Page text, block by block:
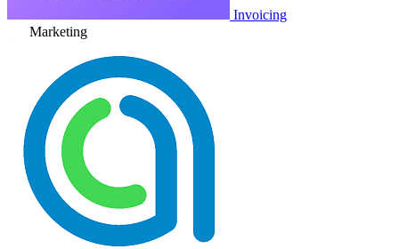
Invoicing
Marketing